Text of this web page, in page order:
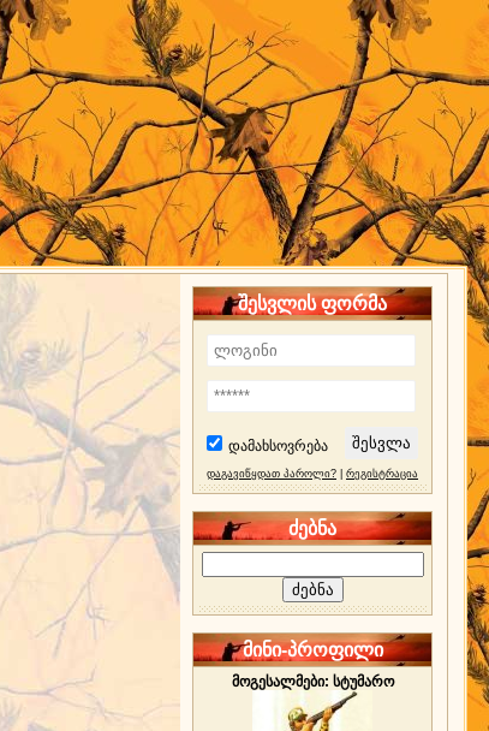
შესვლის ფორმა
დამახსოვრება
დაგავიწყდათ პაროლი? რეგისტრაცია
ძებნა
მინი-პროფილი
მოგესალმები: სტუმარო